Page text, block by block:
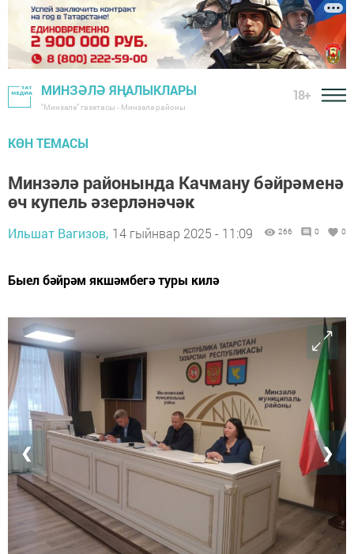
МИНЗӘЛӘ ЯҢАЛЫКЛАРЫ
"Минзәлә" газетасы - Минзәлә районы
18+
КӨН ТЕМАСЫ
Минзәлә районында Качману бәйрәменә
өч купель әзерләнәчәк
Ильшат Вагизов, 14 гыйнвар 2025 - 11:09 266 0 0
Быел бәйрәм якшәмбегә туры килә
❮ ❯